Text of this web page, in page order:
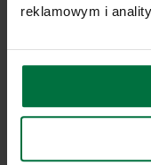
reklamowym i